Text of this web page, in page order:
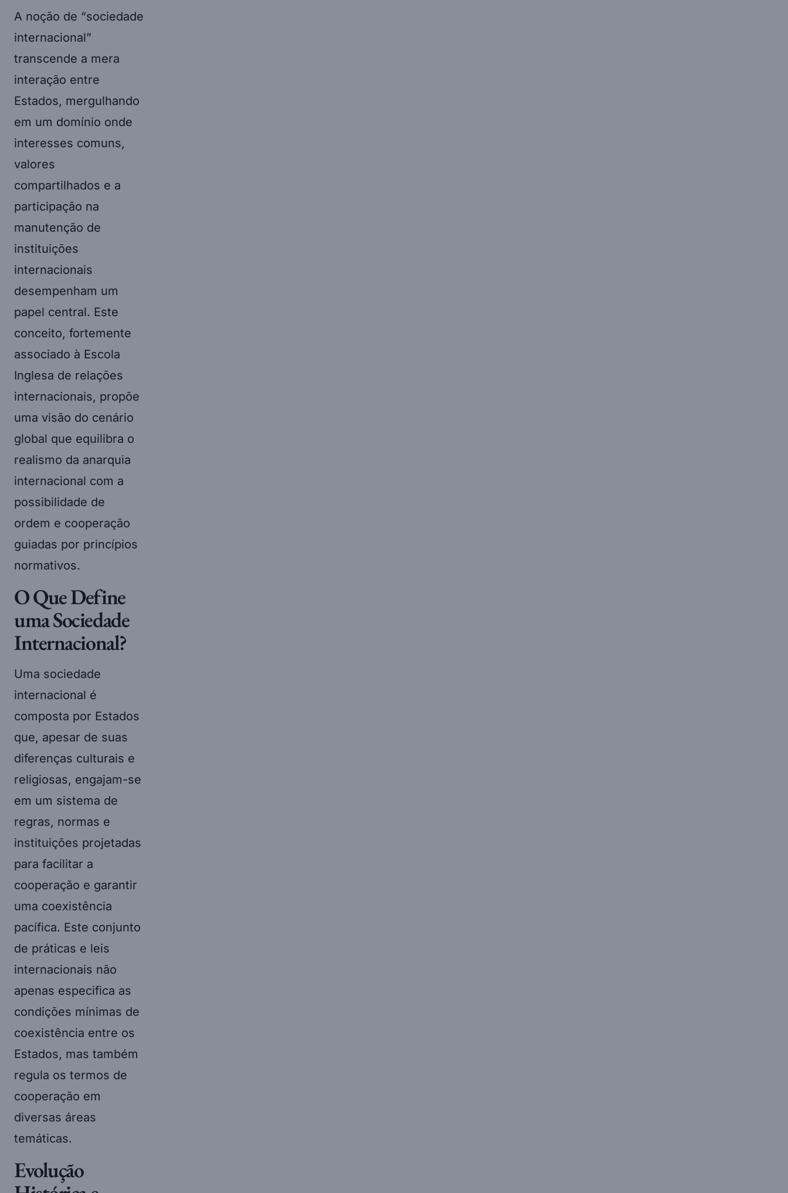
A noção de “sociedade
internacional”
transcende a mera
interação entre
Estados, mergulhando
em um domínio onde
interesses comuns,
valores
compartilhados e a
participação na
manutenção de
instituições
internacionais
desempenham um
papel central. Este
conceito, fortemente
associado à Escola
Inglesa de relações
internacionais, propõe
uma visão do cenário
global que equilibra o
realismo da anarquia
internacional com a
possibilidade de
ordem e cooperação
guiadas por princípios
normativos.
O Que Define
uma Sociedade
Internacional?
Uma sociedade
internacional é
composta por Estados
que, apesar de suas
diferenças culturais e
religiosas, engajam-se
em um sistema de
regras, normas e
instituições projetadas
para facilitar a
cooperação e garantir
uma coexistência
pacífica. Este conjunto
de práticas e leis
internacionais não
apenas especifica as
condições mínimas de
coexistência entre os
Estados, mas também
regula os termos de
cooperação em
diversas áreas
temáticas.
Evolução